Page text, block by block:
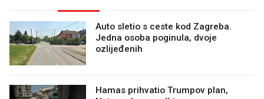
Auto sletio s ceste kod Zagreba.
Jedna osoba poginula, dvoje
ozlijeđenih
Hamas prihvatio Trumpov plan,